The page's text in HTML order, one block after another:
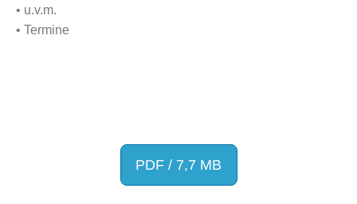
• u.v.m.
• Termine
PDF / 7,7 MB